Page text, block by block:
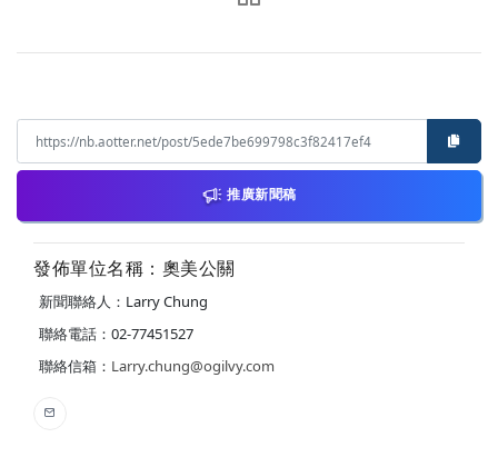
推廣新聞稿
發佈單位名稱：奧美公關
新聞聯絡人：Larry Chung
聯絡電話：02-77451527
聯絡信箱： Larry.chung@ogilvy.com